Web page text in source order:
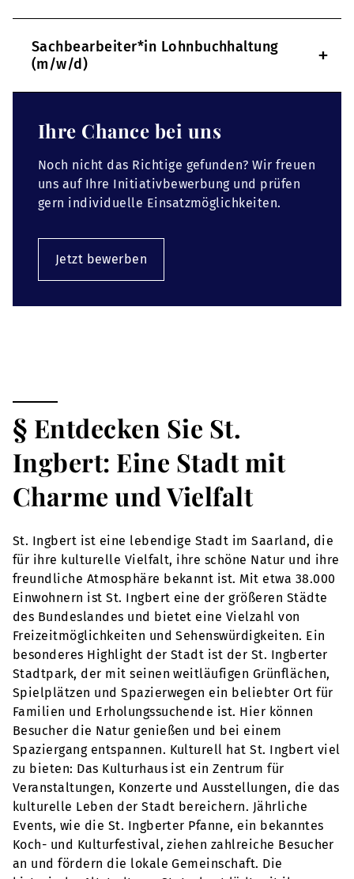
Sachbearbeiter*in Lohnbuchhaltung
(m/w/d)
+
Ihre Chance bei uns
Noch nicht das Richtige gefunden? Wir freuen
uns auf Ihre Initiativbewerbung und prüfen
gern individuelle Einsatzmöglichkeiten.
Jetzt bewerben
§ Entdecken Sie St.
Ingbert: Eine Stadt mit
Charme und Vielfalt
St. Ingbert ist eine lebendige Stadt im Saarland, die
für ihre kulturelle Vielfalt, ihre schöne Natur und ihre
freundliche Atmosphäre bekannt ist. Mit etwa 38.000
Einwohnern ist St. Ingbert eine der größeren Städte
des Bundeslandes und bietet eine Vielzahl von
Freizeitmöglichkeiten und Sehenswürdigkeiten. Ein
besonderes Highlight der Stadt ist der St. Ingberter
Stadtpark, der mit seinen weitläufigen Grünflächen,
Spielplätzen und Spazierwegen ein beliebter Ort für
Familien und Erholungssuchende ist. Hier können
Besucher die Natur genießen und bei einem
Spaziergang entspannen. Kulturell hat St. Ingbert viel
zu bieten: Das Kulturhaus ist ein Zentrum für
Veranstaltungen, Konzerte und Ausstellungen, die das
kulturelle Leben der Stadt bereichern. Jährliche
Events, wie die St. Ingberter Pfanne, ein bekanntes
Koch- und Kulturfestival, ziehen zahlreiche Besucher
an und fördern die lokale Gemeinschaft. Die